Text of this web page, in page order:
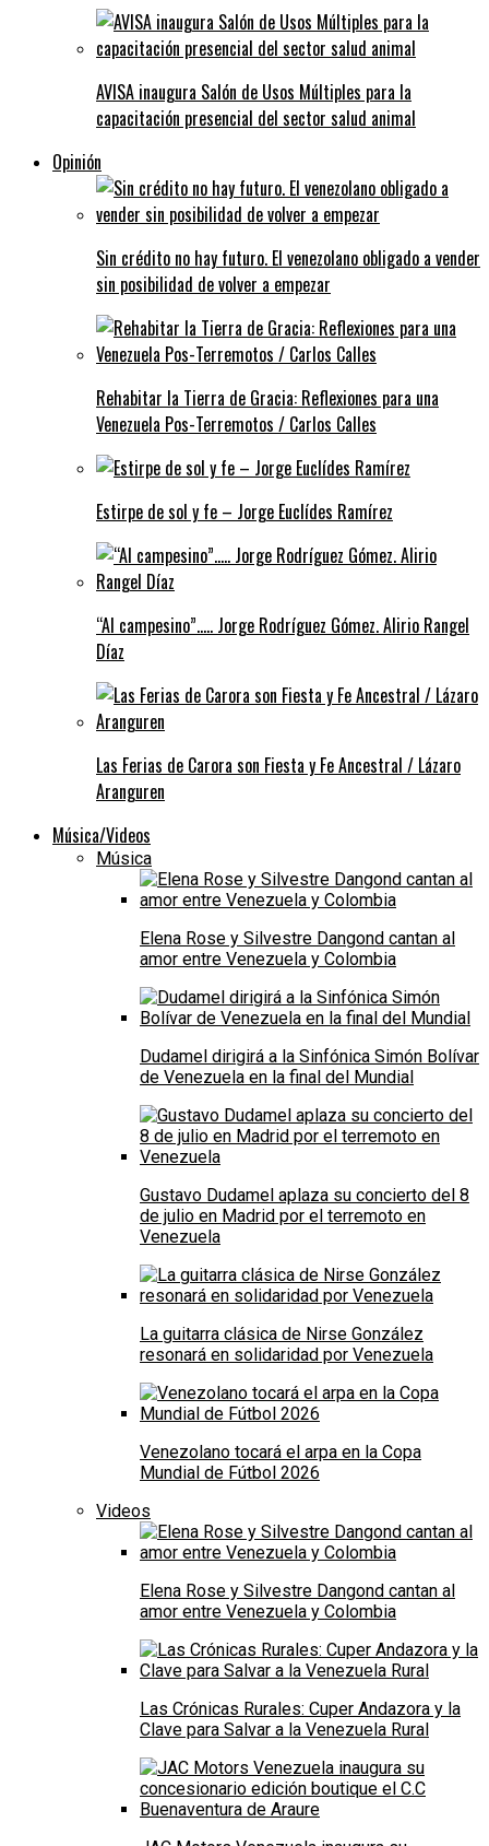
AVISA inaugura Salón de Usos Múltiples para la
capacitación presencial del sector salud animal
Opinión
Sin crédito no hay futuro. El venezolano obligado a vender
sin posibilidad de volver a empezar
Rehabitar la Tierra de Gracia: Reflexiones para una
Venezuela Pos-Terremotos / Carlos Calles
Estirpe de sol y fe – Jorge Euclídes Ramírez
“Al campesino”….. Jorge Rodríguez Gómez. Alirio Rangel
Díaz
Las Ferias de Carora son Fiesta y Fe Ancestral / Lázaro
Aranguren
Música/Videos
Música
Elena Rose y Silvestre Dangond cantan al
amor entre Venezuela y Colombia
Dudamel dirigirá a la Sinfónica Simón Bolívar
de Venezuela en la final del Mundial
Gustavo Dudamel aplaza su concierto del 8
de julio en Madrid por el terremoto en
Venezuela
La guitarra clásica de Nirse González
resonará en solidaridad por Venezuela
Venezolano tocará el arpa en la Copa
Mundial de Fútbol 2026
Videos
Elena Rose y Silvestre Dangond cantan al
amor entre Venezuela y Colombia
Las Crónicas Rurales: Cuper Andazora y la
Clave para Salvar a la Venezuela Rural